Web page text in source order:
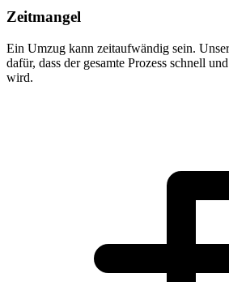
Zeitmangel
Ein Umzug kann zeitaufwändig sein.
dafür, dass der gesamte Prozess schnell
wird.